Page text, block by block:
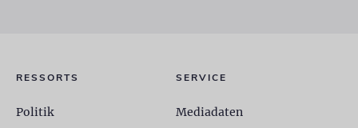
RESSORTS
Politik
SERVICE
Mediadaten